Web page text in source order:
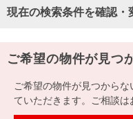
現在の検索条件を確認・
ご希望の物件が見つ
ご希望の物件が見つから
ていただきます。ご相談は